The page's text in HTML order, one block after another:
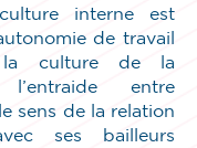
interne est
de travail
la culture de la
l’entraide entre
sens de la relation
ses bailleurs